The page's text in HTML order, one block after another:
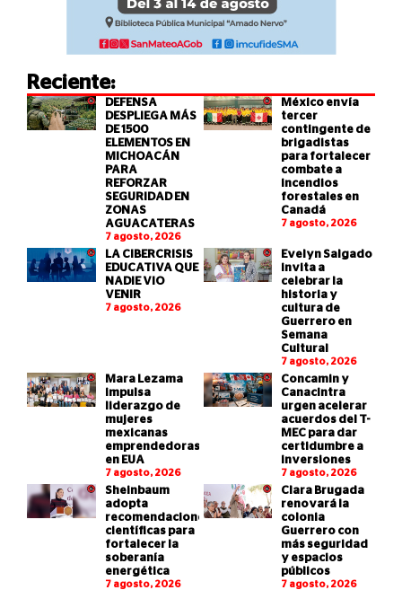
Reciente:
DEFENSA
DESPLIEGA MÁS
DE 1500
ELEMENTOS EN
MICHOACÁN
PARA
REFORZAR
SEGURIDAD EN
ZONAS
AGUACATERAS
7 agosto, 2026
México envía
tercer
contingente de
brigadistas
para fortalecer
combate a
incendios
forestales en
Canadá
7 agosto, 2026
LA CIBERCRISIS
EDUCATIVA QUE
NADIE VIO
VENIR
7 agosto, 2026
Evelyn Salgado
invita a
celebrar la
historia y
cultura de
Guerrero en
Semana
Cultural
7 agosto, 2026
Mara Lezama
impulsa
liderazgo de
mujeres
mexicanas
emprendedoras
en EUA
7 agosto, 2026
Concamin y
Canacintra
urgen acelerar
acuerdos del T-
MEC para dar
certidumbre a
inversiones
7 agosto, 2026
Sheinbaum
adopta
recomendaciones
científicas para
fortalecer la
soberanía
energética
7 agosto, 2026
Clara Brugada
renovará la
colonia
Guerrero con
más seguridad
y espacios
públicos
7 agosto, 2026